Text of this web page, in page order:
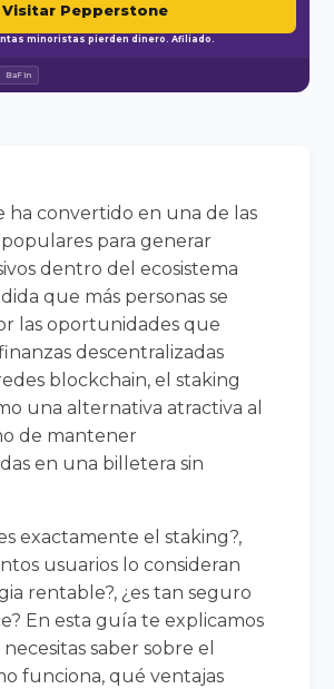
Visitar Pepperstone
minoristas pierden dinero. Afiliado.
BaFin
ha convertido en una de las
para generar
dentro del ecosistema
que más personas se
las oportunidades que
descentralizadas
blockchain, el staking
una alternativa atractiva al
de mantener
en una billetera sin
exactamente el staking?,
usuarios lo consideran
rentable?, ¿es tan seguro
En esta guía te explicamos
saber sobre el
funciona, qué ventajas